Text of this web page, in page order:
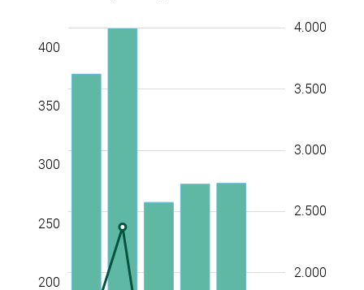
200
250
300
350
400
1.000
-400
-200
200
4.500
4.000
3.500
3.000
2.500
2.000
-500
-1.000